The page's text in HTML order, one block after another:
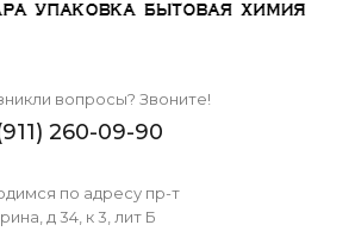
вопросы? Звоните!
260-09-90
по адресу пр-т
д 34, к 3, лит Б